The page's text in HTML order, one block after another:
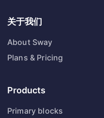
关于我们
About Sway
Plans & Pricing
Products
Primary blocks